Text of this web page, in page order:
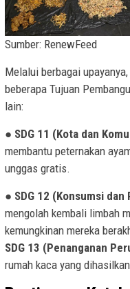
Sumber: RenewFeed
Melalui berbagai
beberapa Tujuan
lain:
● SDG 11 (Kota dan
membantu peternakan
unggas gratis.
● SDG 12 (Konsumsi
mengolah kembali limbah
kemungkinan mereka
SDG 13 (Penanganan
rumah kaca yang